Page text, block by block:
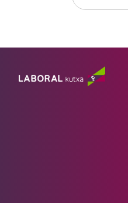
Ahorro e inversión
Seguros